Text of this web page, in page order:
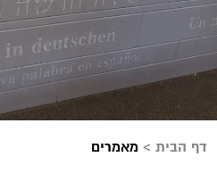
דף הבית > מאמרים